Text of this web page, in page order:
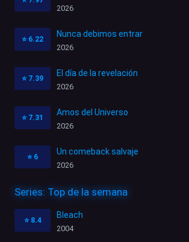
2026
⭐ 6.22
Nunca debimos entrar
2026
⭐ 7.39
El día de la revelación
2026
⭐ 7.31
Amos del Universo
2026
⭐ 6
Un comeback salvaje
2026
Series: Top de la semana
⭐ 8.4
Bleach
2004